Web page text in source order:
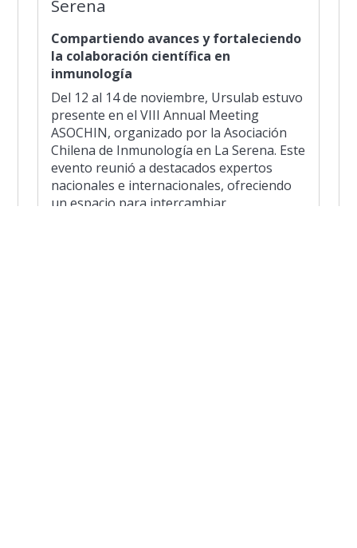
Serena
Compartiendo avances y fortaleciendo
la colaboración científica en
inmunología
Del 12 al 14 de noviembre, Ursulab estuvo
presente en el VIII Annual Meeting
ASOCHIN, organizado por la Asociación
Chilena de Inmunología en La Serena. Este
evento reunió a destacados expertos
nacionales e internacionales, ofreciendo
un espacio para intercambiar